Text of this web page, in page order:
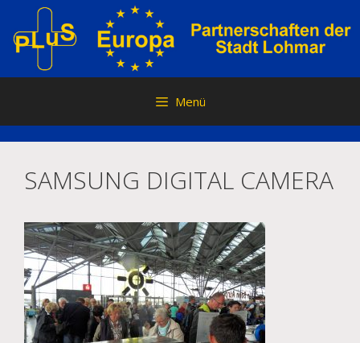
Inhalt
springen
Menü
SAMSUNG DIGITAL CAMERA